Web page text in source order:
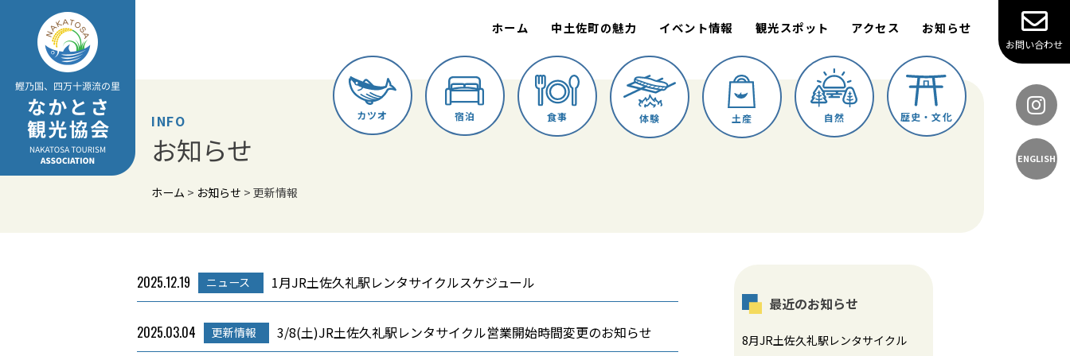
content
ホーム 中土佐町の魅力 イベント情報 観光スポット アクセス お知らせ
お問い合わせ
ENGLISH
カツオ 宿泊 食事 体験 土産 自然 歴史・文化
INFO
お知らせ
ホーム > お知らせ > 更新情報
2025.12.19 ニュース 1月JR土佐久礼駅レンタサイクルスケジュール
2025.03.04 更新情報 3/8(土)JR土佐久礼駅レンタサイクル営業開始時間変更のお知らせ
最近のお知らせ
8月JR土佐久礼駅レンタサイクル